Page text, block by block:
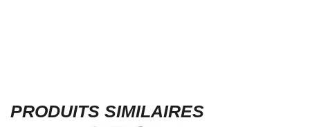
PRODUITS SIMILAIRES